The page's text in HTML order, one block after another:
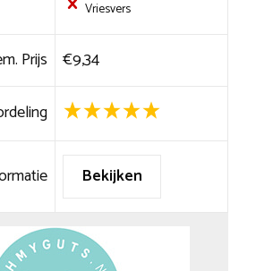
Vriesvers
Prijs €9,34
Bekijken